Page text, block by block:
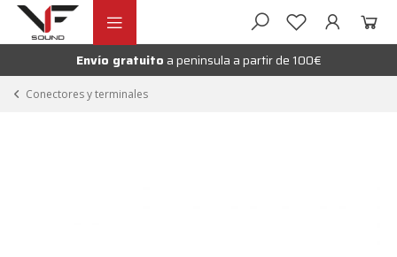
Ir
navegación
Ir
contenidoEnvío gratuito a peninsula a partir de 100€
Conectores y terminales